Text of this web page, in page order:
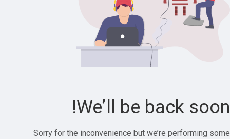
We’ll be back soon!
Sorry for the inconvenience but we’re performing some